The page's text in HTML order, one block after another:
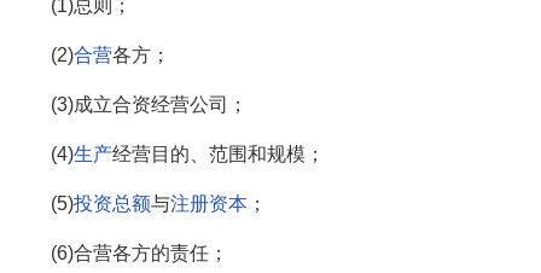
(1)总则；
(2)合营各方；
(3)成立合资经营公司；
(4)生产经营目的、范围和规模；
(5)投资总额与注册资本 ；
(6)合营各方的责任；